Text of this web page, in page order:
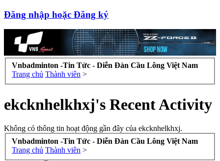
Đăng nhập hoặc Đăng ký
Vnbadminton -Tin Tức - Diễn Đàn Cầu Lông Việt Nam
Trang chủ Thành viên >
ekcknhelkhxj's Recent Activity
Không có thông tin hoạt động gần đây của ekcknhelkhxj.
Vnbadminton -Tin Tức - Diễn Đàn Cầu Lông Việt Nam
Trang chủ Thành viên >